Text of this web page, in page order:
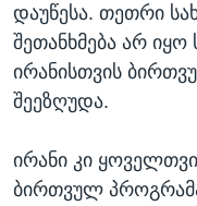
დაუწესა. თეთრი
შეთანხმება არ
ირანისთვის
შეეზღუდა.
ირანი კი
ბირთვულ